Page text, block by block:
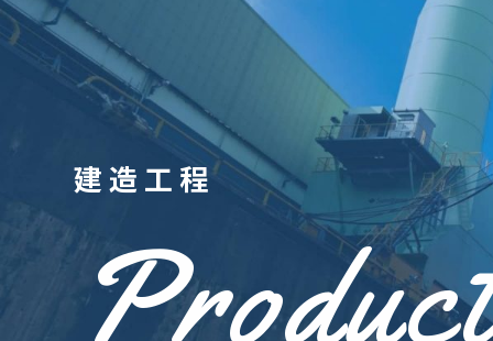
株式会社 新来島どっく
建造工程